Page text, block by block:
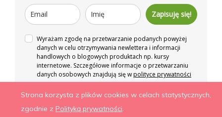
Zapisuję się!
Wyrażam zgodę na przetwarzanie podanych powyżej
danych w celu otrzymywania newlettera i informacji
handlowych o blogowych produktach np. kursy
internetowe. Szczegółowe informacje o przetwarzaniu
danych osobowych znajdują się wpolityce prywatności
Więcej niż zdrowe odżywianie. Wszelkie prawa
zastrzeżone.
Strona korzysta z plików cookies w celach statystycznych,
zgodnie z Polityką prywatności.